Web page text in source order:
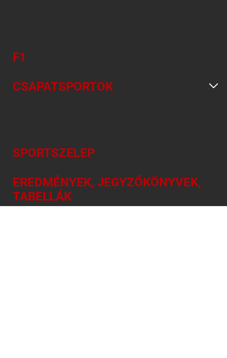
F1
CSAPATSPORTOK
SPORTSZELEP
EREDMÉNYEK, JEGYZŐKÖNYVEK,
TABELLÁK